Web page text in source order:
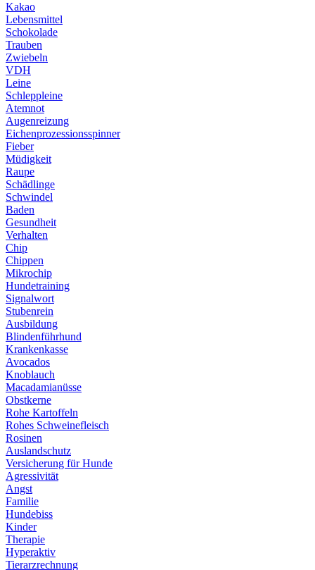
Kakao
Lebensmittel
Schokolade
Trauben
Zwiebeln
VDH
Leine
Schleppleine
Atemnot
Augenreizung
Eichenprozessionsspinner
Fieber
Müdigkeit
Raupe
Schädlinge
Schwindel
Baden
Gesundheit
Verhalten
Chip
Chippen
Mikrochip
Hundetraining
Signalwort
Stubenrein
Ausbildung
Blindenführhund
Krankenkasse
Avocados
Knoblauch
Macadamianüsse
Obstkerne
Rohe Kartoffeln
Rohes Schweinefleisch
Rosinen
Auslandschutz
Versicherung für Hunde
Agressivität
Angst
Familie
Hundebiss
Kinder
Therapie
Hyperaktiv
Tierarzrechnung